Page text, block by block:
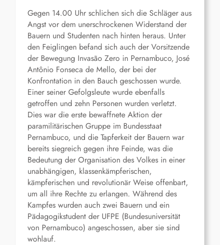
Gegen 14.00 Uhr schlichen sich die Schläger aus
Angst vor dem unerschrockenen Widerstand der
Bauern und Studenten nach hinten heraus. Unter
den Feiglingen befand sich auch der Vorsitzende
der Bewegung Invasão Zero in Pernambuco, José
Antônio Fonseca de Mello, der bei der
Konfrontation in den Bauch geschossen wurde.
Einer seiner Gefolgsleute wurde ebenfalls
getroffen und zehn Personen wurden verletzt.
Dies war die erste bewaffnete Aktion der
paramilitärischen Gruppe im Bundesstaat
Pernambuco, und die Tapferkeit der Bauern war
bereits siegreich gegen ihre Feinde, was die
Bedeutung der Organisation des Volkes in einer
unabhängigen, klassenkämpferischen,
kämpferischen und revolutionär Weise offenbart,
um all ihre Rechte zu erlangen. Während des
Kampfes wurden auch zwei Bauern und ein
Pädagogikstudent der UFPE (Bundesuniversität
von Pernambuco) angeschossen, aber sie sind
wohlauf.